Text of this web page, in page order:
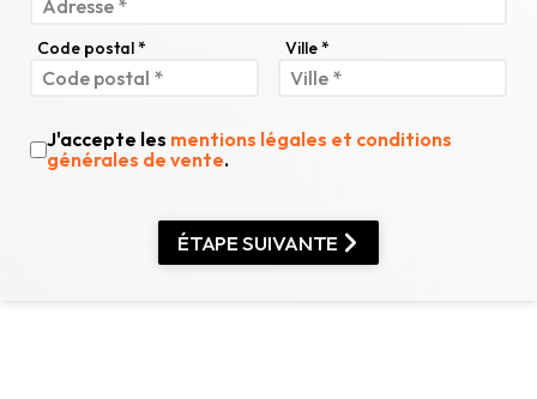
Code postal * Ville *
J'accepte les mentions légales et conditions
générales de vente.
ÉTAPE SUIVANTE